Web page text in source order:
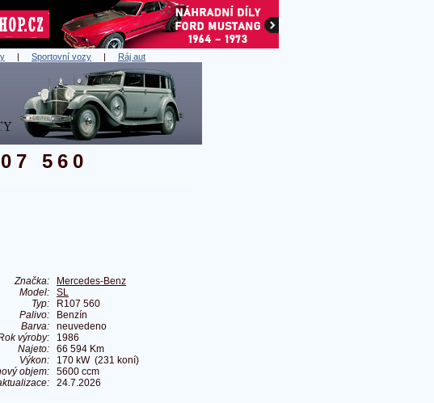
| Sportovní vozy | Ráj aut
560
Značka:
Mercedes-Benz
Model:
SL
Typ:
R107 560
Palivo:
Benzín
Barva:
neuvedeno
výroby:
1986
Najeto:
66 594 Km
Výkon:
170 kW (231 koní)
objem:
5600 ccm
24.7.2026